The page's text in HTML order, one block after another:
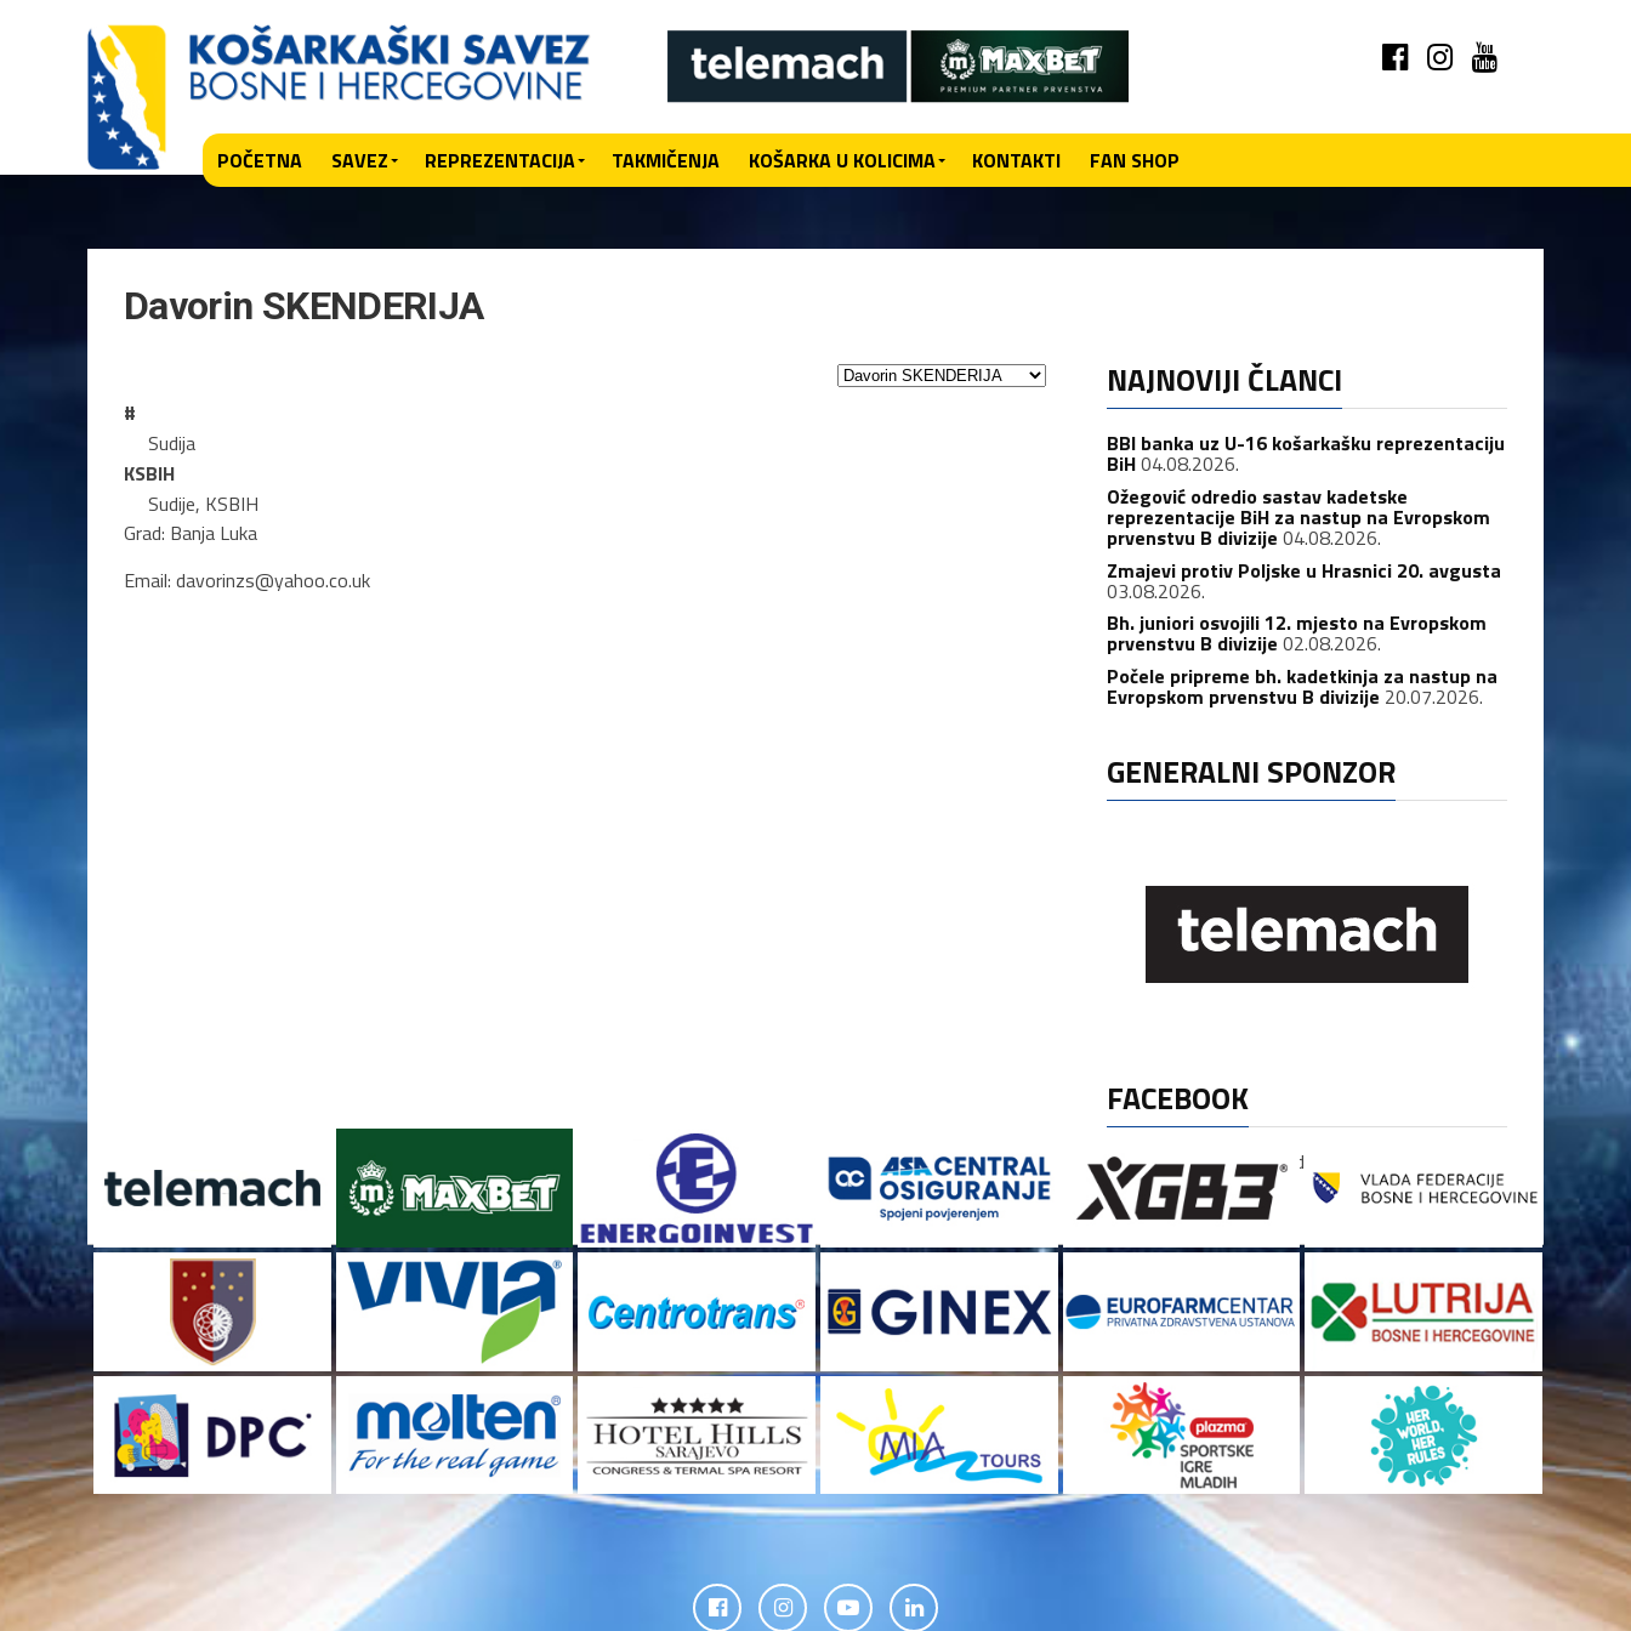
POČETNA SAVEZ REPREZENTACIJA TAKMIČENJA KOŠARKA U KOLICIMA KONTAKTI FAN SHOP
Davorin SKENDERIJA
#
Sudija
KSBIH
Sudije, KSBIH
Grad: Banja Luka
Email: davorinzs@yahoo.co.uk
NAJNOVIJI ČLANCI
BBI banka uz U-16 košarkašku reprezentaciju
BiH04.08.2026.
Ožegović odredio sastav kadetske
reprezentacije BiH za nastup na Evropskom
prvenstvu B divizije 04.08.2026.
Zmajevi protiv Poljske u Hrasnici 20. avgusta
03.08.2026.
Bh. juniori osvojili 12. mjesto na Evropskom
prvenstvu B divizije 02.08.2026.
Počele pripreme bh. kadetkinja za nastup na
Evropskom prvenstvu B divizije 20.07.2026.
GENERALNI SPONZOR
FACEBOOK
[custom-facebook-feed]